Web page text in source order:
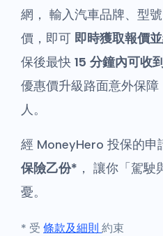
網， 輸入汽車品牌、型
價，即可 即時獲取報價
保後最快 15 分鐘內可收
優惠價升級路面意外保
人。
經 MoneyHero 投保的申
保險乙份* ， 讓你「駕駛
憂。
* 受 條款及細則 約束